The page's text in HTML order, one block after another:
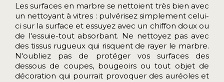
Les surfaces en marbre se nettoient très bien avec
un nettoyant à vitres : pulvérisez simplement celui-
ci sur la surface et essuyez avec un chiffon doux ou
de l'essuie-tout absorbant. Ne nettoyez pas avec
des tissus rugueux qui risquent de rayer le marbre.
N'oubliez pas de protéger vos surfaces des
dessous de coupes, bougeoirs ou tout objet de
décoration qui pourrait provoquer des auréoles et